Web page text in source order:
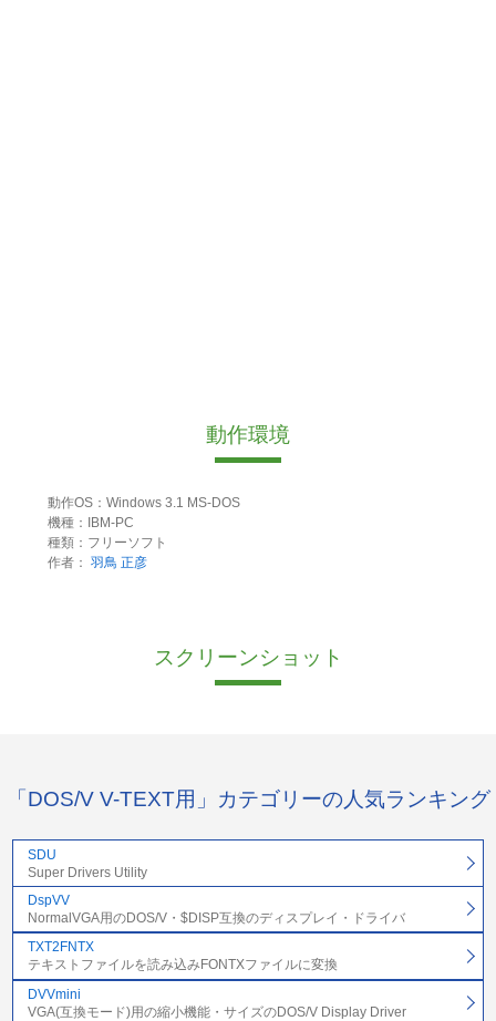
動作環境
動作OS：Windows 3.1 MS-DOS
機種：IBM-PC
種類：フリーソフト
作者： 羽鳥 正彦
スクリーンショット
「DOS/V V-TEXT用」カテゴリーの人気ランキング
SDU
Super Drivers Utility
DspVV
NormalVGA用のDOS/V・$DISP互換のディスプレイ・ドライバ
TXT2FNTX
テキストファイルを読み込みFONTXファイルに変換
DVVmini
VGA(互換モード)用の縮小機能・サイズのDOS/V Display Driver